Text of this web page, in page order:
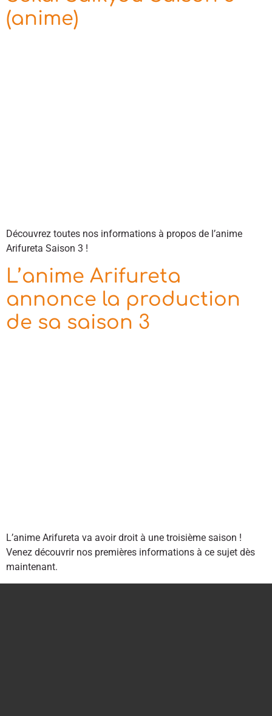
(anime)
Découvrez toutes nos informations à propos de l’anime
Arifureta Saison 3 !
L’anime Arifureta
annonce la production
de sa saison 3
L’anime Arifureta va avoir droit à une troisième saison !
Venez découvrir nos premières informations à ce sujet dès
maintenant.